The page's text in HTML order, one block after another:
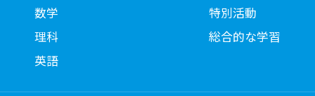
数学
理科
英語
特別活動
総合的な学習